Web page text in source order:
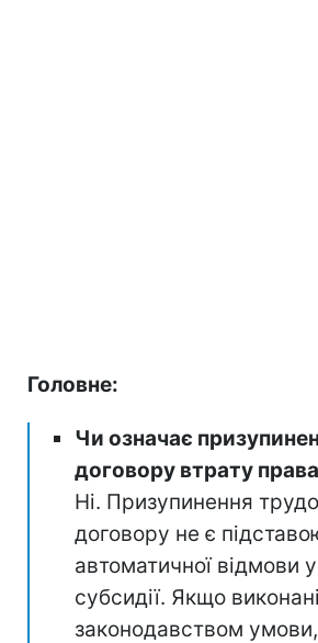
Головне:
Чи означає
договору втрату
Ні. Призупинення
договору не є
автоматичної відмови
субсидії. Якщо
законодавством